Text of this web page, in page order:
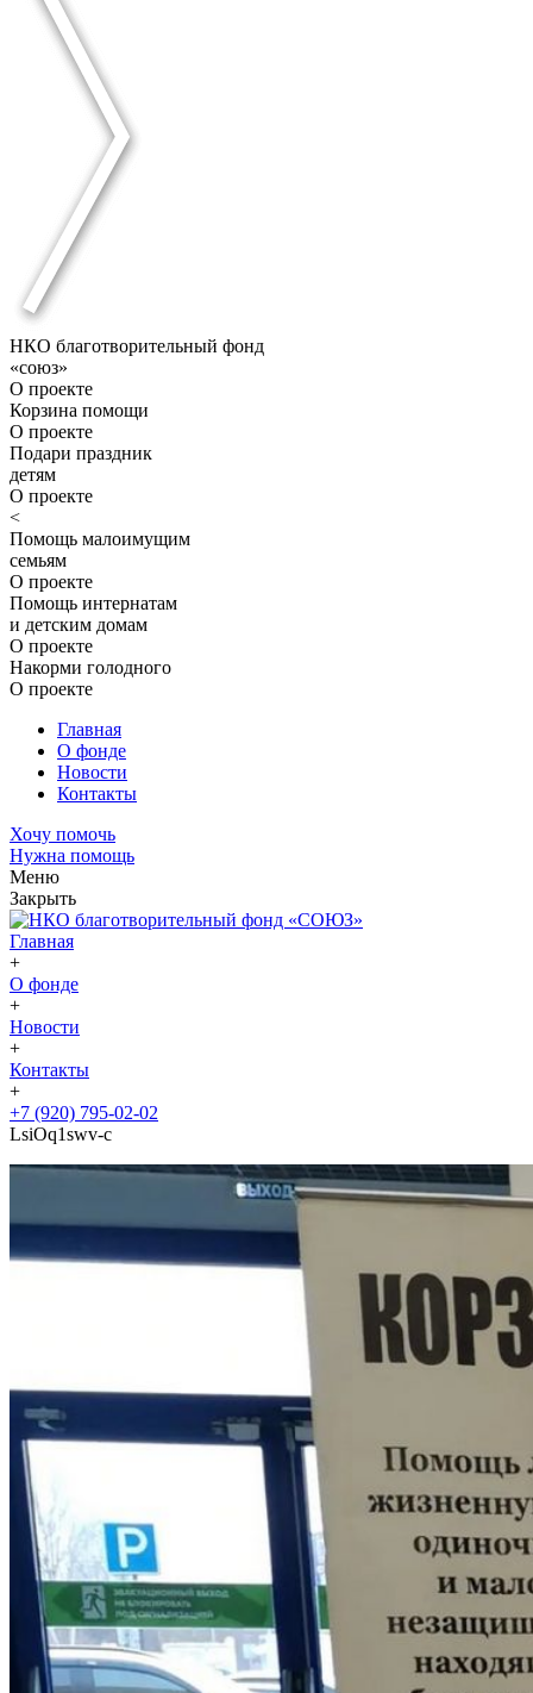
НКО благотворительный фонд
«союз»
О проекте
Корзина помощи
О проекте
Подари праздник
детям
О проекте
<
Помощь малоимущим
семьям
О проекте
Помощь интернатам
и детским домам
О проекте
Накорми голодного
О проекте
Главная
О фонде
Новости
Контакты
Хочу помочь
Нужна помощь
Меню
Закрыть
Главная
+
О фонде
+
Новости
+
Контакты
+
+7 (920) 795-02-02
LsiOq1swv-c